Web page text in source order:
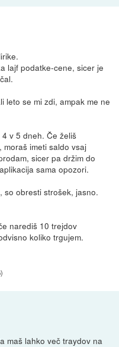
lajf podatke-cene, sicer je
leto se mi zdi, ampak me ne
v 5 dneh. Če želiš
imeti saldo vsaj
sicer pa držim do
sama opozori.
so obresti strošek, jasno.
narediš 10 trejdov
koliko trgujem.
)
maš lahko več traydov na